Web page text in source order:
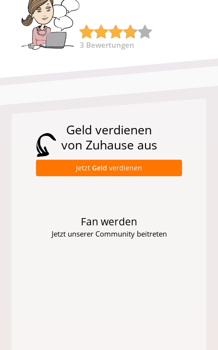
3 Bewertungen
Geld verdienen
von Zuhause aus
Jetzt Geld verdienen
Fan werden
Jetzt unserer Community beitreten